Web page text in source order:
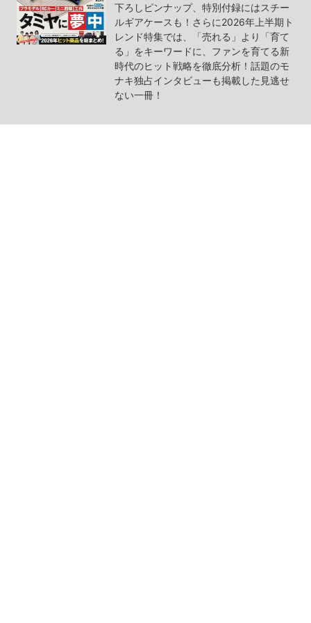
下ろしピンナップ、特別付録にはスチー
ルギアケースも！さらに2026年上半期ト
レンド特集では、「売れる」より「育て
る」をキーワードに、ファンを育てる新
時代のヒット戦略を徹底分析！話題のモ
ナキ独占インタビューも掲載した見逃せ
ない一冊！